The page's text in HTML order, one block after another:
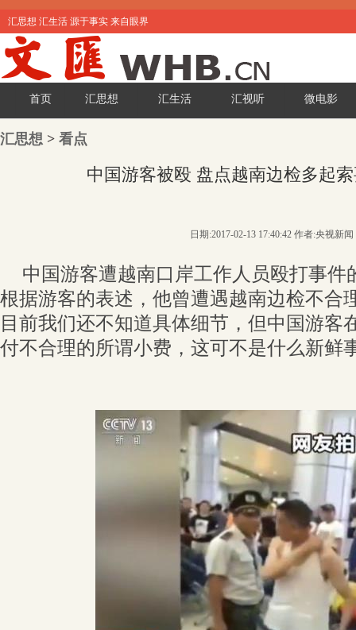
汇思想 汇生活 源于事实 来自眼界
首页 汇思想 汇生活 汇视听 微电影
汇思想 > 看点
中国游客被殴 盘点越南边检多起
日期:2017-02-13 17:40:42 作者:央视新闻
中国游客遭越南口岸工作人员殴打事件
根据游客的表述，他曾遭遇越南边检不合
目前我们还不知道具体细节，但中国游客
付不合理的所谓小费，这可不是什么新鲜